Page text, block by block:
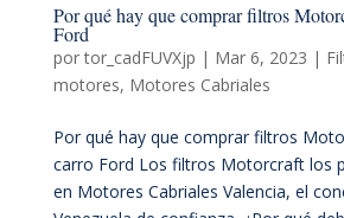
Por qué hay que comprar filtros
Ford
portor_cadFUVXjp | Mar 6, 2023 |
motores, Motores Cabriales
Por qué hay que comprar filtros
carro Ford Los filtros Motorcraft los
en Motores Cabriales Valencia, el